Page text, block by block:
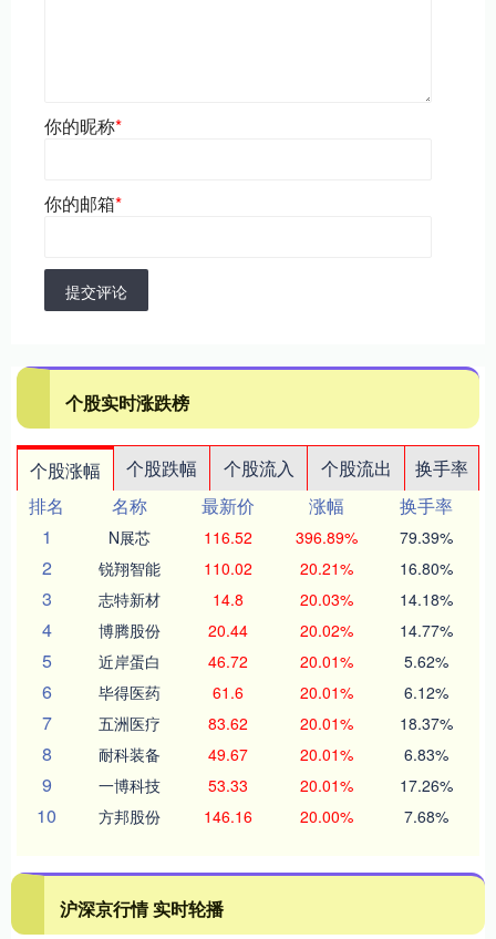
你的昵称*
你的邮箱*
提交评论
个股实时涨跌榜
个股涨幅 个股跌幅 个股流入 个股流出
换手率
排名
名称 最新价 涨幅
换手率
1
N展芯 116.52 396.89% 79.39%
2 锐翔智能 110.02 20.21% 16.80%
3 志特新材 14.8 20.03% 14.18%
4 博腾股份 20.44 20.02% 14.77%
5 近岸蛋白 46.72 20.01% 5.62%
6 毕得医药 61.6 20.01% 6.12%
7 五洲医疗 83.62 20.01% 18.37%
8 耐科装备 49.67 20.01% 6.83%
9 一博科技 53.33 20.01% 17.26%
10 方邦股份 146.16 20.00% 7.68%
沪深京行情 实时轮播